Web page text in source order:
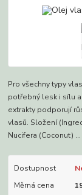
Pro všechny typy
potřebný lesk i sílu
extrakty podporují
vlasů. Složení
Nucifera (Coconut) ...
Dostupnost
Měrná cena